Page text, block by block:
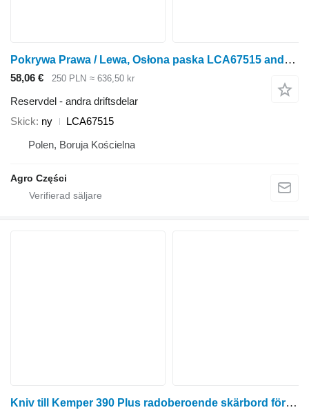
Pokrywa Prawa / Lewa, Osłona paska LCA67515 andra driftsdelar till Kemper 4500 radoberoende skärbord för majsskörd
58,06 € 250 PLN ≈ 636,50 kr
Reservdel - andra driftsdelar
Skick ny
LCA67515
Polen, Boruja Kościelna
Agro Części
Kniv till Kemper 390 Plus radoberoende skärbord för majsskörd